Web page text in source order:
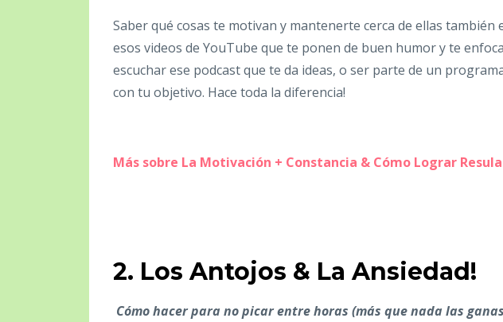
Saber qué cosas te motivan y mantenerte cerca de ellas
esos videos de YouTube que te ponen de buen humor y te
escuchar ese podcast que te da ideas, o ser parte de un
con tu objetivo. Hace toda la diferencia!
Más sobre La Motivación + Constancia & Cómo Lograr
2. Los Antojos & La Ansiedad!
Cómo hacer para no picar entre horas (más que nada las